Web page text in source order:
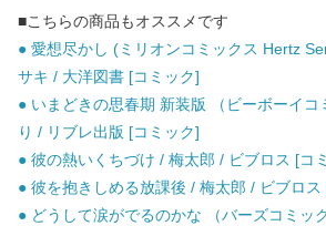
■こちらの商品もオススメです
● 愛想尽かし (ミリオンコミックス Hertz
サキ / 大洋図書 [コミック]
● いまどきの思春期 新装版 （ビーボーイコ
り / リブレ出版 [コミック]
● 彼の熱いくちづけ / 梅太郎 / ビブロス [コ
● 彼を抱きしめる放課後 / 梅太郎 / ビブロス
● どうして涙がでるのかな （バーズコミッ